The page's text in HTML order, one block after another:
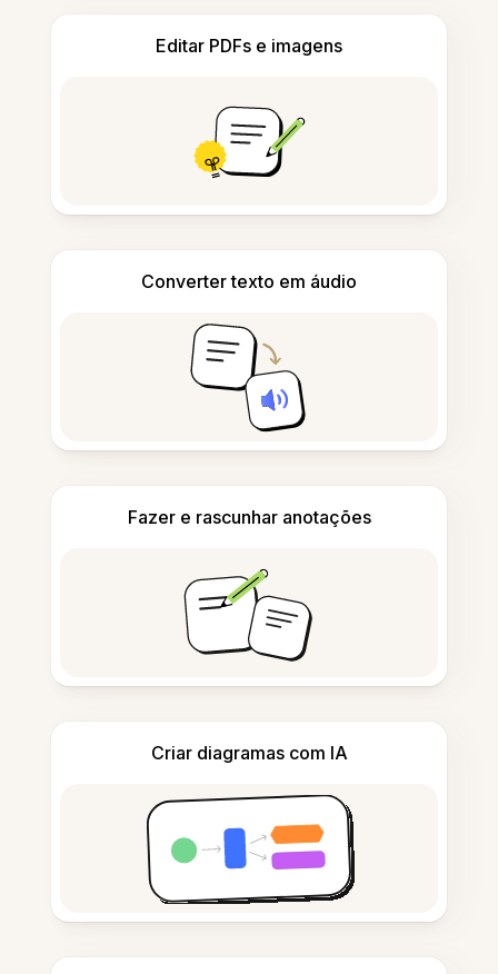
Editar PDFs e imagens
Converter texto em áudio
Fazer e rascunhar anotações
Criar diagramas com IA